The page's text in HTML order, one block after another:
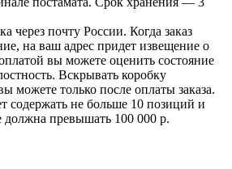
через почту России. Когда заказ
на ваш адрес придет извещение о
вы можете оценить состояние
Вскрывать коробку
можете только после оплаты заказа.
содержать не больше 10 позиций и
должна превышать 100 000 р.